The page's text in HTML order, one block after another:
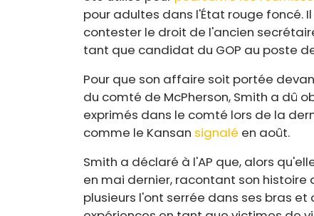
pour adultes dans l'État rouge
contester le droit de l'ancien
tant que candidat du GOP au poste
Pour que son affaire soit portée
du comté de McPherson, Smith a dû
exprimés dans le comté lors de la
comme le Kansan signalé en août.
Smith a déclaré à l'AP que, alors
en mai dernier, racontant son
plusieurs l'ont serrée dans ses bras